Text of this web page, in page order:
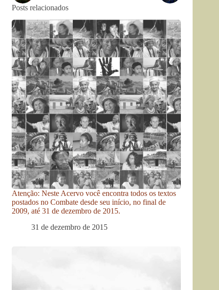
Posts relacionados
Atenção: Neste Acervo você encontra todos os textos
postados no Combate desde seu início, no final de
2009, até 31 de dezembro de 2015.
31 de dezembro de 2015